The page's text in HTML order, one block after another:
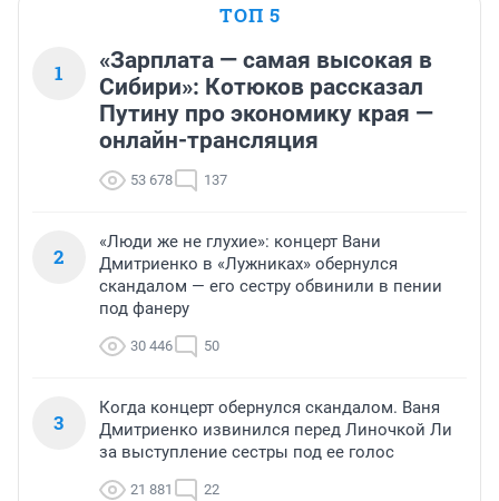
ТОП 5
1
«Зарплата — самая высокая в
Сибири»: Котюков рассказал
Путину про экономику края —
онлайн-трансляция
53 678 137
2
«Люди же не глухие»: концерт Вани
Дмитриенко в «Лужниках» обернулся
скандалом — его сестру обвинили в пении
под фанеру
30 446 50
3
Когда концерт обернулся скандалом. Ваня
Дмитриенко извинился перед Линочкой Ли
за выступление сестры под ее голос
21 881 22